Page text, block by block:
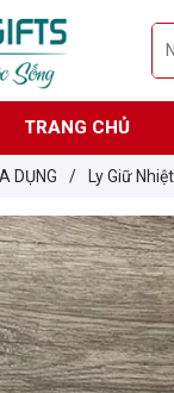
TRANG CHỦ
DỤNG / Ly Giữ Nhiệt